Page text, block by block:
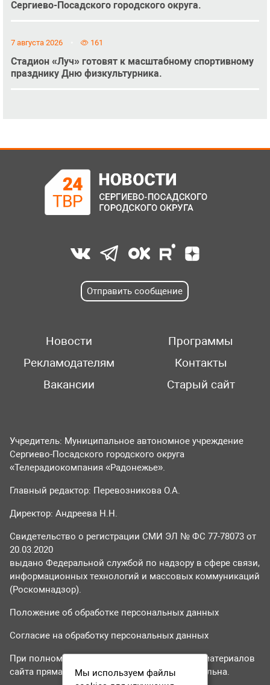
Сергиево-Посадского городского округа.
7 августа 2026 161
Стадион «Луч» готовят к масштабному спортивному
празднику Дню физкультурника.
Отправить сообщение
Новости
Программы
Рекламодателям
Контакты
Вакансии
Старый сайт
Учредитель: Муниципальное автономное учреждение
Сергиево-Посадского городского округа
«Телерадиокомпания «Радонежье».
Главный редактор: Перевозникова О.А.
Директор: Андреева Н.Н.
Свидетельство о регистрации СМИ ЭЛ № ФС 77-78073 от
20.03.2020
выдано Федеральной службой по надзору в сфере связи,
информационных технологий и массовых коммуникаций
(Роскомнадзор).
Положение об обработке персональных данных
Согласие на обработку персональных данных
При полном или частичном использовании материалов
сайта прямая гиперссылка на tvr24.tv обязательна.
Мы используем файлы